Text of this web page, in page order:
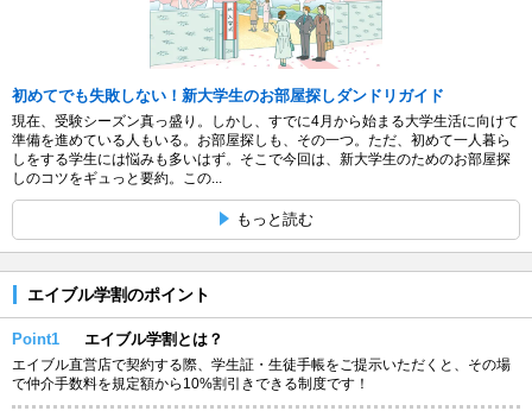
初めてでも失敗しない！新大学生のお部屋探しダンドリガイド
現在、受験シーズン真っ盛り。しかし、すでに4月から始まる大学生活に向けて
準備を進めている人もいる。お部屋探しも、その一つ。ただ、初めて一人暮ら
しをする学生には悩みも多いはず。そこで今回は、新大学生のためのお部屋探
しのコツをギュっと要約。この...
もっと読む
エイブル学割のポイント
Point1 エイブル学割とは？
エイブル直営店で契約する際、学生証・生徒手帳をご提示いただくと、その場
で仲介手数料を規定額から10%割引きできる制度です！